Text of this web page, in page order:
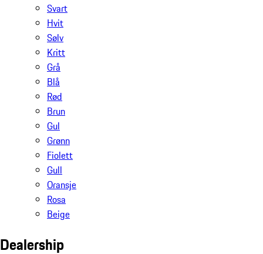
Svart
Hvit
Sølv
Kritt
Grå
Blå
Rød
Brun
Gul
Grønn
Fiolett
Gull
Oransje
Rosa
Beige
Dealership